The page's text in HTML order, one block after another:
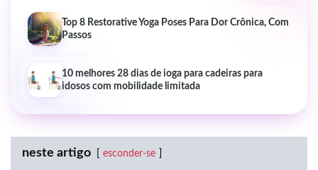
Top 8 Restorative Yoga Poses Para Dor Crônica, Com
Passos
10 melhores 28 dias de ioga para cadeiras para
idosos com mobilidade limitada
neste artigo esconder-se